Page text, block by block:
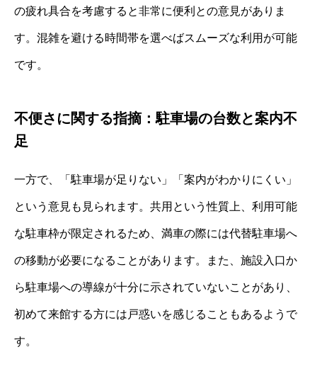
の疲れ具合を考慮すると非常に便利との意見がありま
す。混雑を避ける時間帯を選べばスムーズな利用が可能
です。
不便さに関する指摘：駐車場の台数と案内不
足
一方で、「駐車場が足りない」「案内がわかりにくい」
という意見も見られます。共用という性質上、利用可能
な駐車枠が限定されるため、満車の際には代替駐車場へ
の移動が必要になることがあります。また、施設入口か
ら駐車場への導線が十分に示されていないことがあり、
初めて来館する方には戸惑いを感じることもあるようで
す。